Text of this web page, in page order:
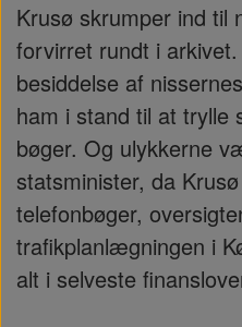
Krusø skrumper ind til
forvirret rundt i
besiddelse af
ham i stand til at trylle
bøger. Og ulykkerne
statsminister, da
telefonbøger,
trafikplanlægningen i
alt i selveste